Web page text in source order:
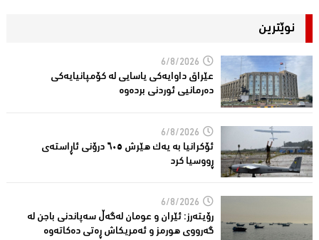
نوێترین
6/8/2026
عێراق داوایەکی یاسایی لە کۆمپانیایه‌كی
دەرمانیى ئوردنی بردەوە
6/8/2026
ئۆکرانیا بە یەک هێرش ٦٠٥ درۆنی ئاڕاستەى
ڕووسیا کرد
6/8/2026
رۆیتەرز: ئێران و عومان لەگەڵ سەپاندنی باجن لە
گەرووی هورمز و ئەمریکاش ڕەتی دەکاتەوە